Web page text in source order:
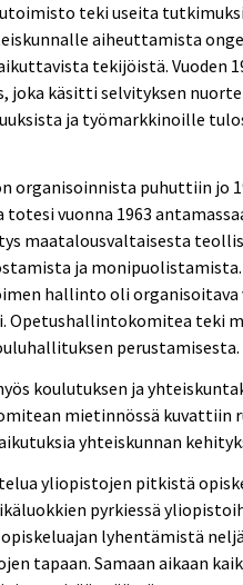
teki useita
aiheuttamista
tekijöistä. Vuoden
joka käsitti selvityksen
ja työmarkkinoille
organisoinnista puhuttiin jo
vuonna 1963
maatalousvaltaisesta
ja
hallinto oli organisoitava
Opetushallintokomitea teki
perustamisesta.
koulutuksen ja
mietinnössä kuvattiin
yhteiskunnan
yliopistojen pitkistä
pyrkiessä
lyhentämistä
tapaan. Samaan aikaan